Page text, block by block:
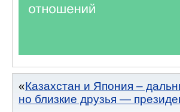
Казахстан и Япония –
но близкие друзья —